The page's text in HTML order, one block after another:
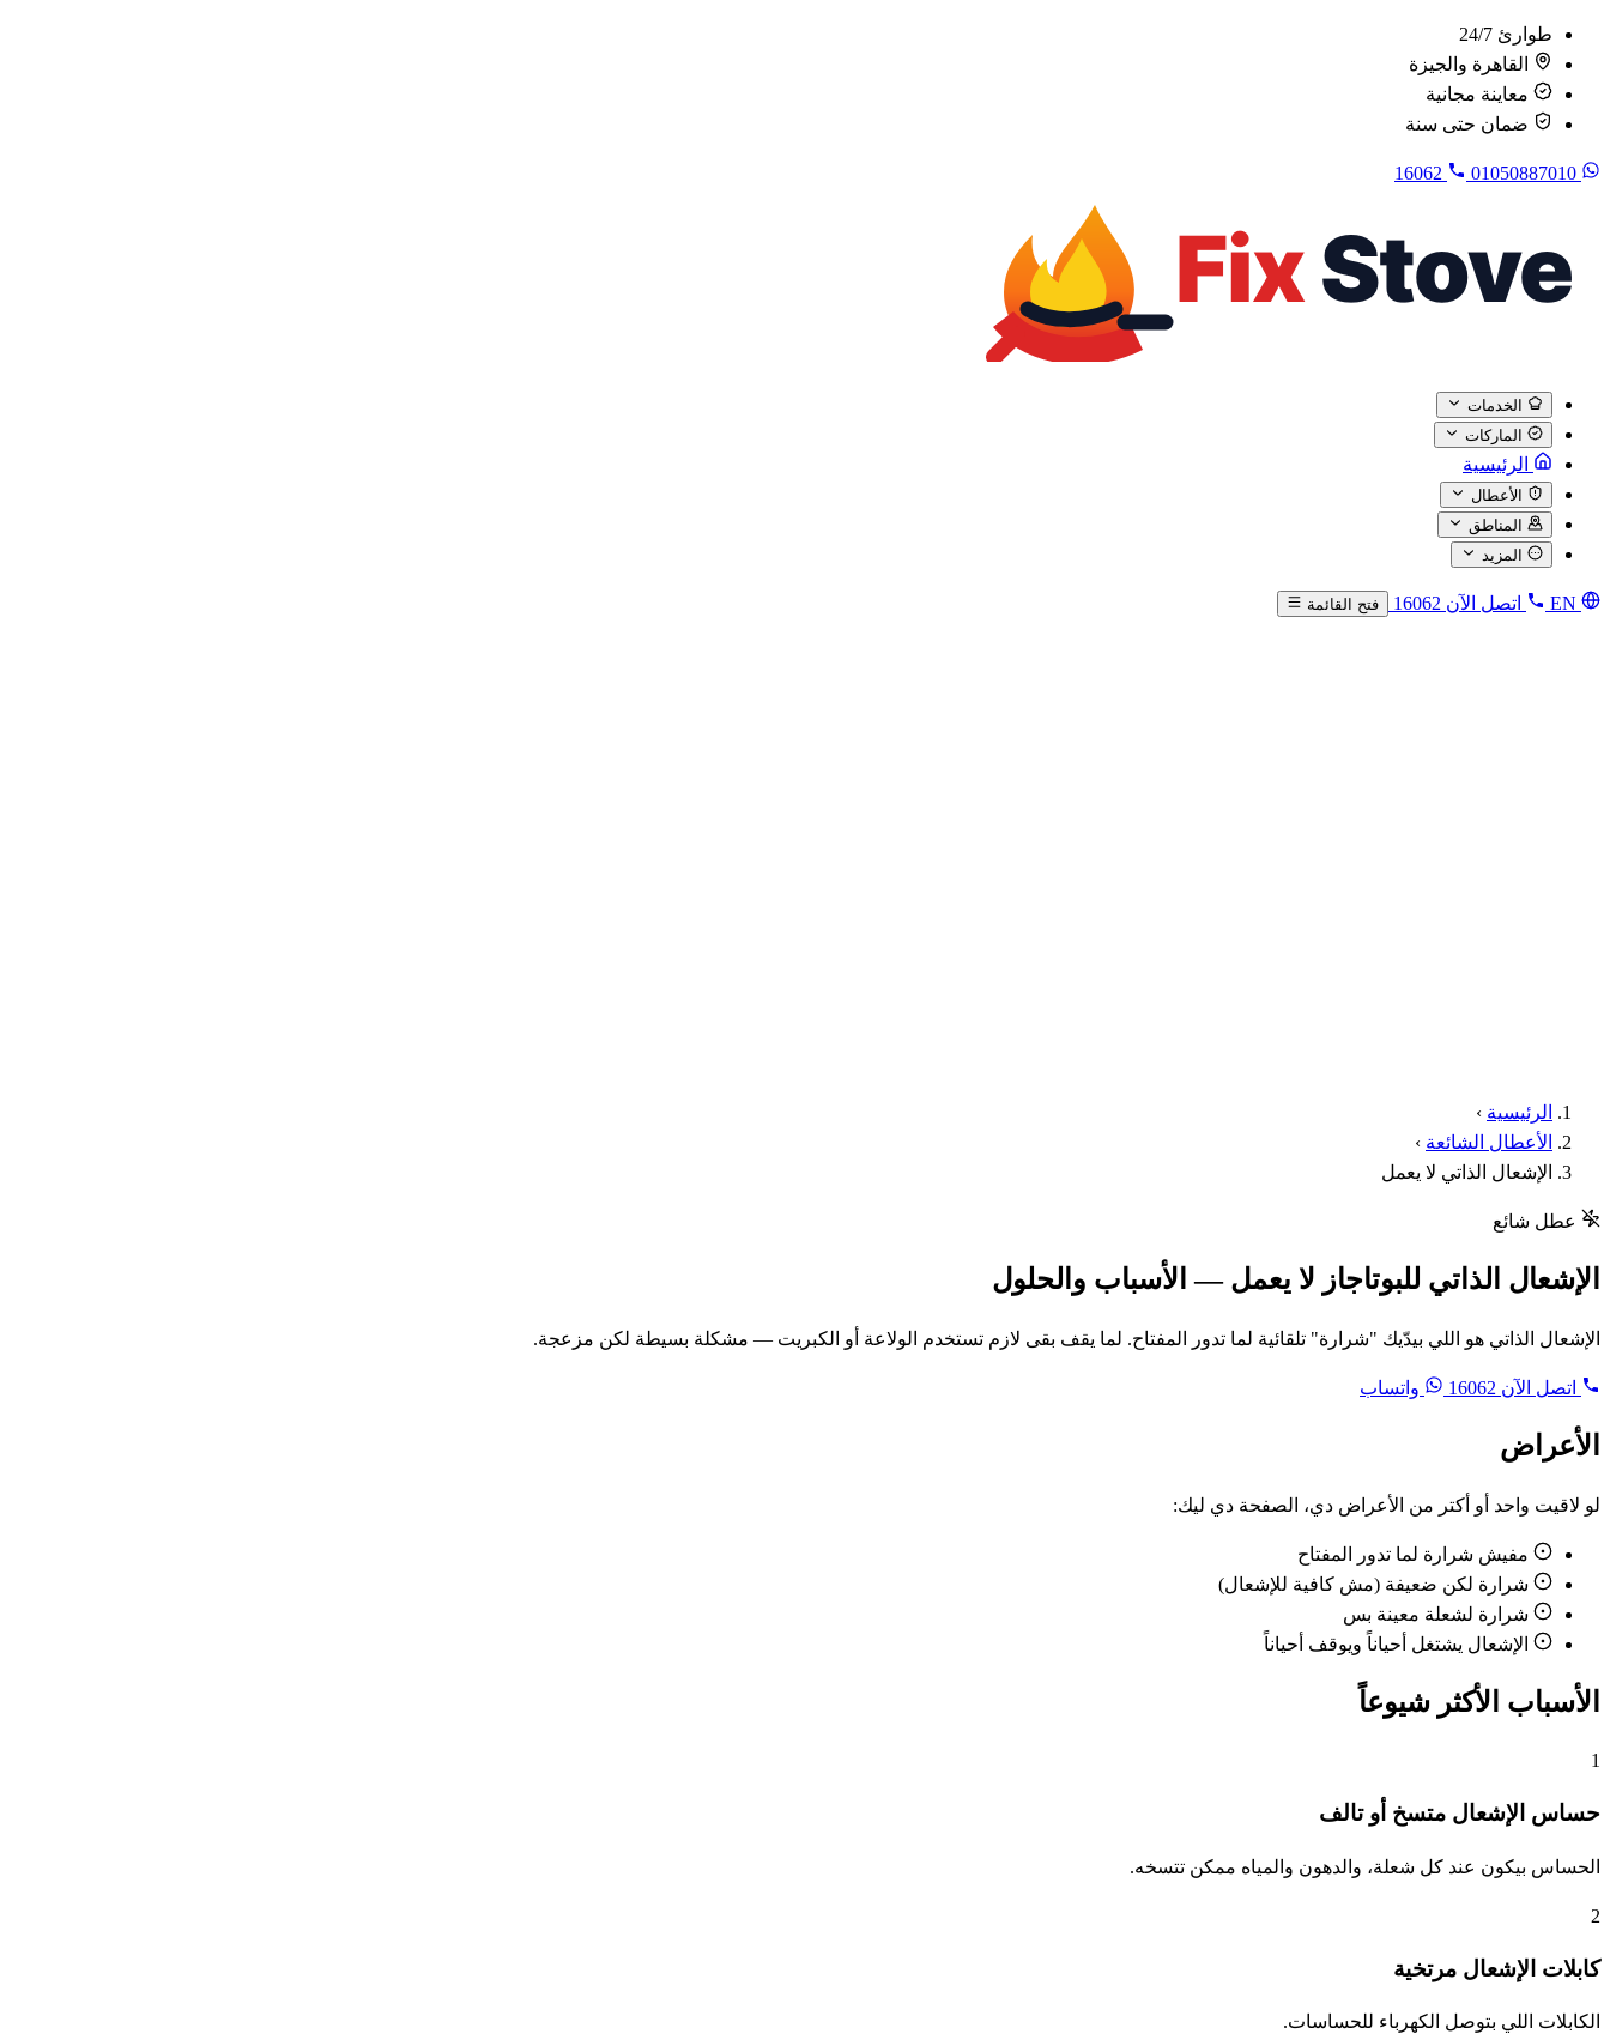
طوارئ 24/7
القاهرة والجيزة
معاينة مجانية
ضمان حتى سنة
01050887010
16062
الخدمات
الماركات
الرئيسية
الأعطال
المناطق
المزيد
EN اتصل الآن 16062 فتح القائمة
الرئيسية ›
الأعطال الشائعة ›
الإشعال الذاتي لا يعمل
عطل شائع
الإشعال الذاتي للبوتاجاز لا يعمل — الأسباب والحلول
الإشعال الذاتي هو اللي بيدّيك "شرارة" تلقائية لما تدور المفتاح. لما يقف بقى لازم تستخدم الولاعة أو الكبريت — مشكلة بسيطة لكن مزعجة.
اتصل الآن 16062 واتساب
الأعراض
لو لاقيت واحد أو أكتر من الأعراض دي، الصفحة دي ليك:
مفيش شرارة لما تدور المفتاح
شرارة لكن ضعيفة (مش كافية للإشعال)
شرارة لشعلة معينة بس
الإشعال يشتغل أحياناً ويوقف أحياناً
الأسباب الأكثر شيوعاً
1
حساس الإشعال متسخ أو تالف
الحساس بيكون عند كل شعلة، والدهون والمياه ممكن تتسخه.
2
كابلات الإشعال مرتخية
الكابلات اللي بتوصل الكهرباء للحساسات.